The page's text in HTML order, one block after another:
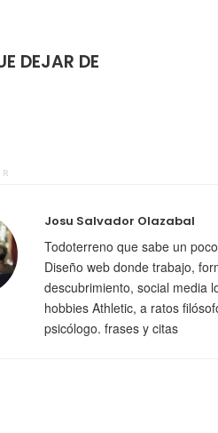
DEJAR DE
Josu Salvador Olazabal
Todoterreno que sabe un
Diseño web donde trabajo,
descubrimiento, social media
hobbies Athletic, a ratos
psicólogo. frases y citas